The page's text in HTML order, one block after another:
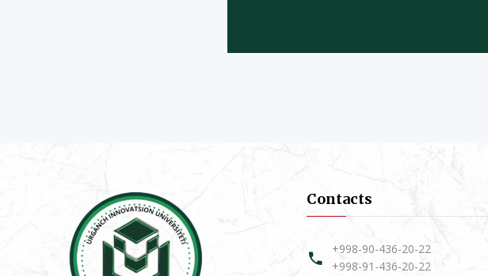
Contacts
+998-90-436-20-22
+998-91-436-20-22